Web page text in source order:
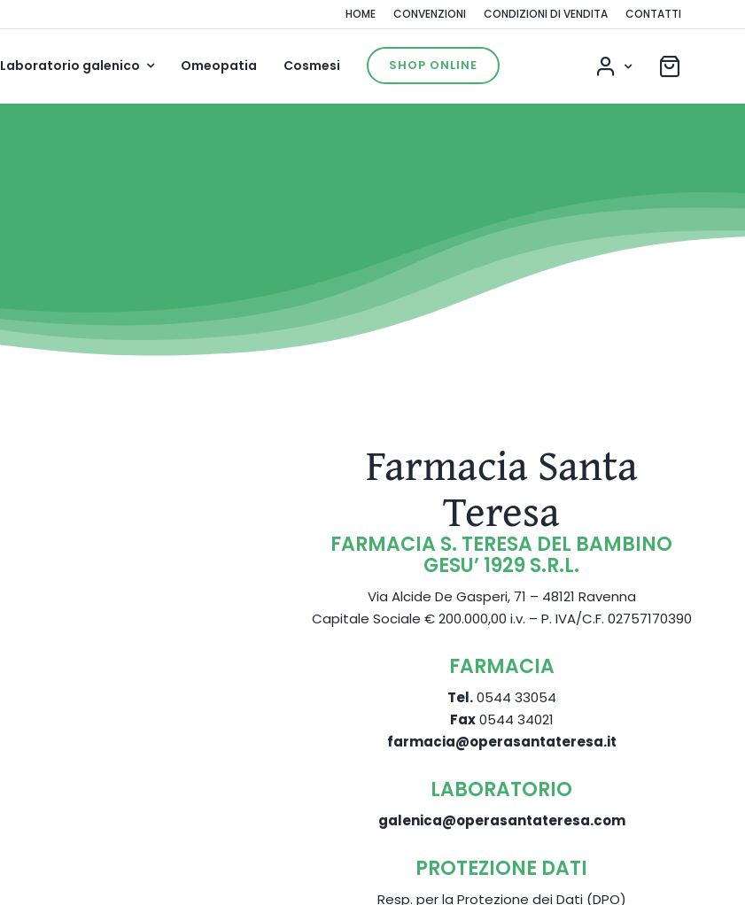
HOME CONVENZIONI CONDIZIONI DI VENDITA CONTATTI
Laboratorio galenico Omeopatia Cosmesi SHOP ONLINE
Farmacia Santa
Teresa
FARMACIA S. TERESA DEL BAMBINO
GESU’ 1929 S.R.L.
Via Alcide De Gasperi, 71 – 48121 Ravenna
Capitale Sociale € 200.000,00 i.v. – P. IVA/C.F. 02757170390
FARMACIA
Tel.0544 33054
Fax0544 34021
farmacia@operasantateresa.it
LABORATORIO
galenica@operasantateresa.com
PROTEZIONE DATI
Resp. per la Protezione dei Dati (DPO)